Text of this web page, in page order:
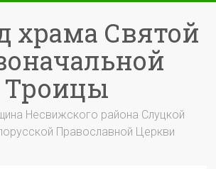
храма Святой
Троицы
Несвижского района Слуцкой
Православной Церкви